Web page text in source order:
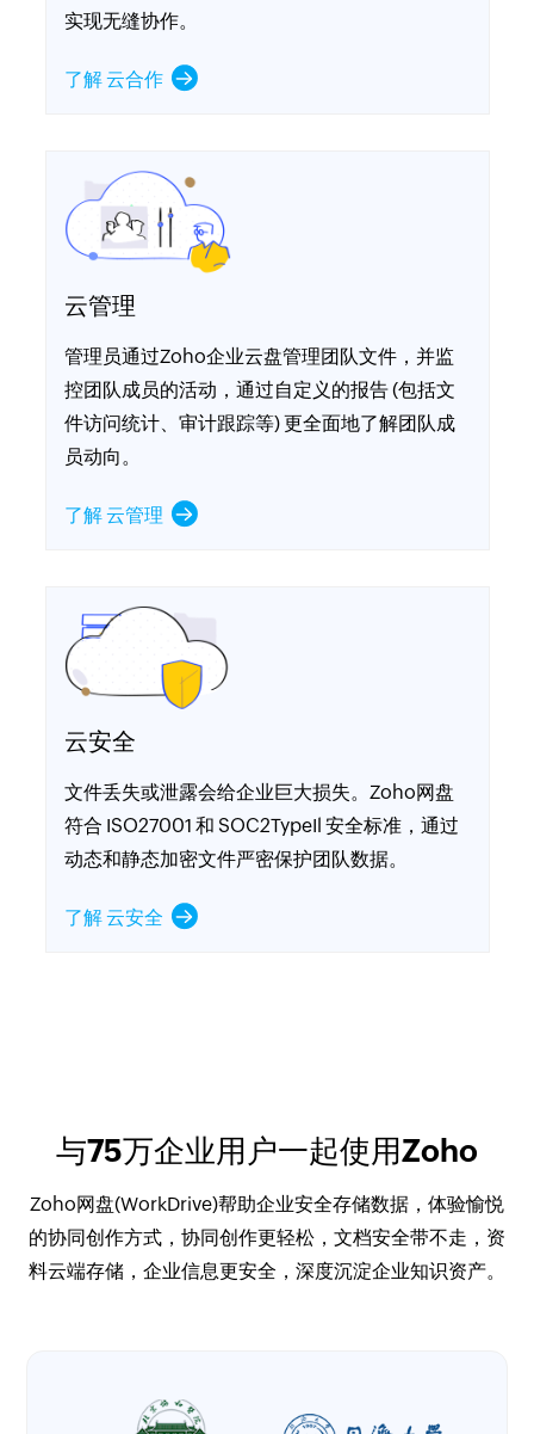
实现无缝协作。
了解 云合作
云管理
管理员通过Zoho企业云盘管理团队文件，并监
控团队成员的活动，通过自定义的报告 (包括文
件访问统计、审计跟踪等) 更全面地了解团队成
员动向。
了解 云管理
云安全
文件丢失或泄露会给企业巨大损失。Zoho网盘
符合 ISO27001 和 SOC2TypeIl 安全标准，通过
动态和静态加密文件严密保护团队数据。
了解 云安全
与75万企业用户一起使用Zoho
Zoho网盘(WorkDrive)帮助企业安全存储数据，体验愉悦
的协同创作方式，协同创作更轻松，文档安全带不走，资
料云端存储，企业信息更安全，深度沉淀企业知识资产。